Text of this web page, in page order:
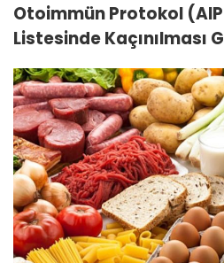
Otoimmün Protokol
Listesinde Kaçınılması